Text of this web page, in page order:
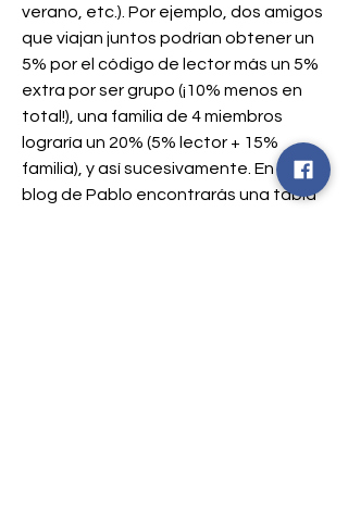
verano, etc.). Por ejemplo, dos amigos
que viajan juntos podrían obtener un
5% por el código de lector más un 5%
extra por ser grupo (¡10% menos en
total!), una familia de 4 miembros
lograría un 20% (5% lector + 15%
familia), y así sucesivamente. En el
blog de Pablo encontrarás una tabla